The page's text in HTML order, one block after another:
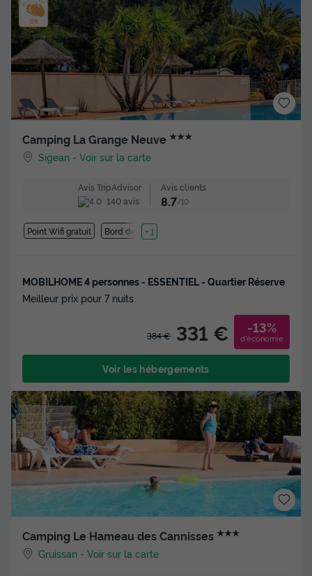
Camping La Grange Neuve ★★★
Sigean -Voir sur la carte
Avis TripAdvisor
140 avis
Avis clients
8.7/10
Point Wifi gratuit Bord de mer
+ 1
MOBILHOME 4 personnes - ESSENTIEL - Quartier Réserve
Meilleur prix pour 7 nuits
384 € 331 € -13%
d'économie
Voir les hébergements
Camping Le Hameau des Cannisses ★★★
Gruissan -Voir sur la carte